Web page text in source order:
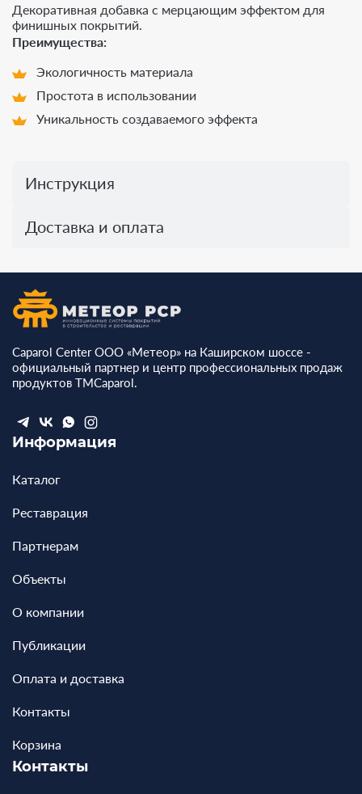
Декоративная добавка с мерцающим эффектом для
финишных покрытий.
Преимущества:
Экологичность материала
Простота в использовании
Уникальность создаваемого эффекта
Инструкция
Доставка и оплата
Caparol Center ООО «Метеор» на Каширском шоссе -
официальный партнер и центр профессиональных продаж
продуктов ТМCaparol.
Информация
Каталог
Реставрация
Партнерам
Объекты
О компании
Публикации
Оплата и доставка
Контакты
Корзина
Контакты